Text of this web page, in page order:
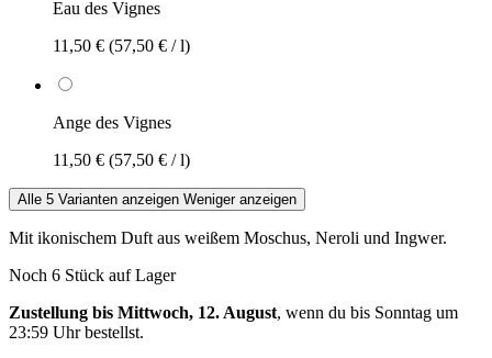
Eau des Vignes
11,50 € (57,50 € / l)
Ange des Vignes
11,50 € (57,50 € / l)
Alle 5 Varianten anzeigen Weniger anzeigen
Mit ikonischem Duft aus weißem Moschus, Neroli und Ingwer.
Noch 6 Stück auf Lager
Zustellung bis Mittwoch, 12. August, wenn du bis Sonntag um
23:59 Uhrbestellst.